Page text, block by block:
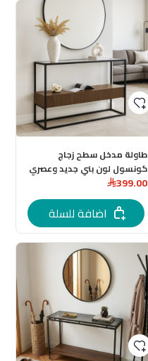
طاولة مدخل سطح زجاج
كونسول لون بني جديد وعصري
120x40x80
399.00
اضافة للسلة